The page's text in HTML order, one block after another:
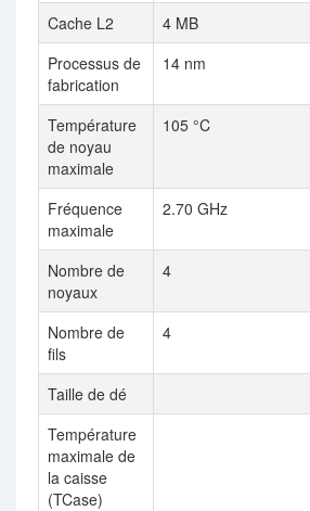
Cache L2
4 MB
Processus de
fabrication
14 nm
Température
de noyau
maximale
105 °C
Fréquence
maximale
2.70 GHz
Nombre de
noyaux
4
Nombre de
fils
4
Taille de dé
Température
maximale de
la caisse
(TCase)